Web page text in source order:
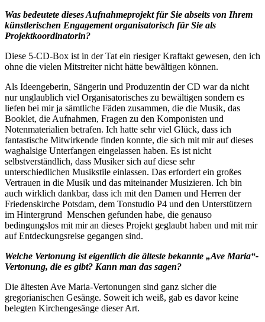
Was bedeutete dieses Aufnahmeprojekt für Sie abseits von Ihrem
künstlerischen Engagement organisatorisch für Sie als
Projektkoordinatorin?
Diese 5-CD-Box ist in der Tat ein riesiger Kraftakt gewesen, den ich
ohne die vielen Mitstreiter nicht hätte bewältigen können.
Als Ideengeberin, Sängerin und Produzentin der CD war da nicht
nur unglaublich viel Organisatorisches zu bewältigen sondern es
liefen bei mir ja sämtliche Fäden zusammen, die die Musik, das
Booklet, die Aufnahmen, Fragen zu den Komponisten und
Notenmaterialien betrafen. Ich hatte sehr viel Glück, dass ich
fantastische Mitwirkende finden konnte, die sich mit mir auf dieses
waghalsige Unterfangen eingelassen haben. Es ist nicht
selbstverständlich, dass Musiker sich auf diese sehr
unterschiedlichen Musikstile einlassen. Das erfordert ein großes
Vertrauen in die Musik und das miteinander Musizieren. Ich bin
auch wirklich dankbar, dass ich mit den Damen und Herren der
Friedenskirche Potsdam, dem Tonstudio P4 und den Unterstützern
im Hintergrund Menschen gefunden habe, die genauso
bedingungslos mit mir an dieses Projekt geglaubt haben und mit mir
auf Entdeckungsreise gegangen sind.
Welche Vertonung ist eigentlich die älteste bekannte „Ave Maria“-
Vertonung, die es gibt? Kann man das sagen?
Die ältesten Ave Maria-Vertonungen sind ganz sicher die
gregorianischen Gesänge. Soweit ich weiß, gab es davor keine
belegten Kirchengesänge dieser Art.